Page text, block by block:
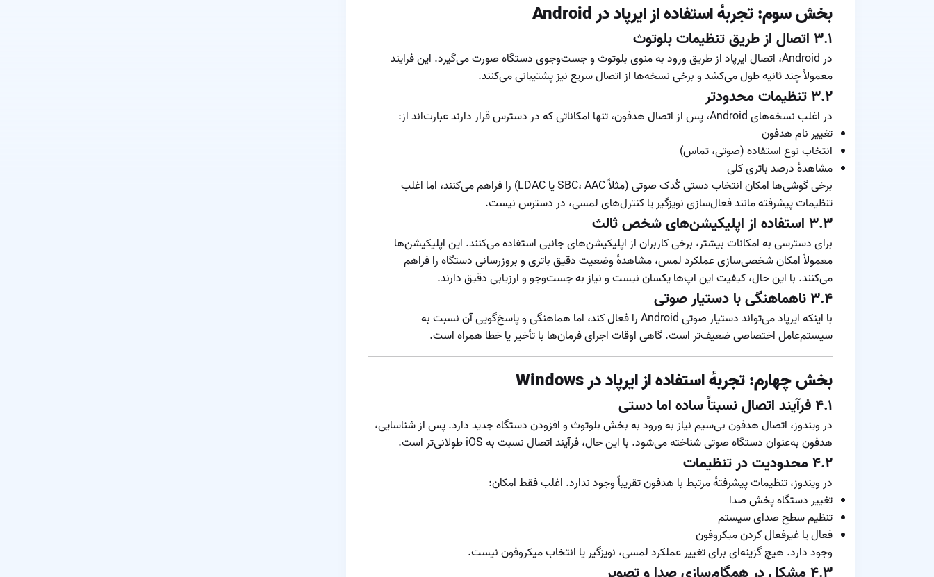
ریست ایرپاد
ساختار صوتی ایرپاد
سوالات متداول در
طول عمر باتری
چقدر است
قابلیت های ایرپاد
پرو
قطعی ایرپاد
مشاهده درصد باتری
ایرپاد به وسیله
مدل های مختلف
ایرپاد
مفقود شدن ایرپاد
مقایسه ایرپاد با
ایرپاد لایت
با ایرپاد ۳
مقایسه ایرپاد پرو با
ایرپاد مکس
بخش سوم: تجربه‌ٔ استفاده از ایرپاد در Android
۳.۱ اتصال از طریق تنظیمات بلوتوث
در Android، اتصال ایرپاد از طریق ورود به منوی بلوتوث و جست‌وجوی دستگاه صورت می‌گیرد. این فرایند
معمولاً چند ثانیه طول می‌کشد و برخی نسخه‌ها از اتصال سریع نیز پشتیبانی می‌کنند.
۳.۲ تنظیمات محدودتر
در اغلب نسخه‌های Android، پس از اتصال هدفون، تنها امکاناتی که در دسترس قرار دارند عبارت‌اند از:
تغییر نام هدفون
انتخاب نوع استفاده (صوتی، تماس)
مشاهده‌ٔ درصد باتری کلی
برخی گوشی‌ها امکان انتخاب دستی کُدک صوتی (مثلاً SBC، AAC یا LDAC) را فراهم می‌کنند، اما اغلب
تنظیمات پیشرفته مانند فعال‌سازی نویزگیر یا کنترل‌های لمسی، در دسترس نیست.
۳.۳ استفاده از اپلیکیشن‌های شخص ثالث
برای دسترسی به امکانات بیشتر، برخی کاربران از اپلیکیشن‌های جانبی استفاده می‌کنند. این اپلیکیشن‌ها
معمولاً امکان شخصی‌سازی عملکرد لمس، مشاهده‌ٔ وضعیت دقیق باتری و بروزرسانی دستگاه را فراهم
می‌کنند. با این حال، کیفیت این اپ‌ها یکسان نیست و نیاز به جست‌وجو و ارزیابی دقیق دارند.
۳.۴ ناهماهنگی با دستیار صوتی
با اینکه ایرپاد می‌تواند دستیار صوتی Android را فعال کند، اما هماهنگی و پاسخ‌گویی آن نسبت به
سیستم‌عامل اختصاصی ضعیف‌تر است. گاهی اوقات اجرای فرمان‌ها با تأخیر یا خطا همراه است.
بخش چهارم: تجربه‌ٔ استفاده از ایرپاد در Windows
۴.۱ فرآیند اتصال نسبتاً ساده اما دستی
در ویندوز، اتصال هدفون بی‌سیم نیاز به ورود به بخش بلوتوث و افزودن دستگاه جدید دارد. پس از شناسایی،
هدفون به‌عنوان دستگاه صوتی شناخته می‌شود. با این حال، فرآیند اتصال نسبت به iOS طولانی‌تر است.
۴.۲ محدودیت در تنظیمات
در ویندوز، تنظیمات پیشرفته‌ٔ مرتبط با هدفون تقریباً وجود ندارد. اغلب فقط امکان:
تغییر دستگاه پخش صدا
تنظیم سطح صدای سیستم
فعال یا غیرفعال کردن میکروفون
وجود دارد. هیچ گزینه‌ای برای تغییر عملکرد لمسی، نویزگیر یا انتخاب میکروفون نیست.